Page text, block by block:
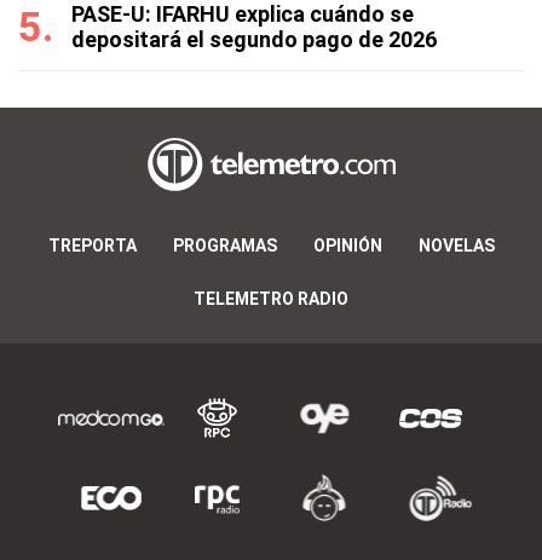
PASE-U: IFARHU explica cuándo se
depositará el segundo pago de 2026
TREPORTA PROGRAMAS OPINIÓN NOVELAS
TELEMETRO RADIO